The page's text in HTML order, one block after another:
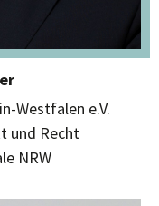
Westfalen e.V.
und Recht
NRW